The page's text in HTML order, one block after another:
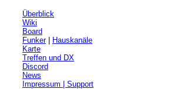
Überblick
Wiki
Board
Funker|
Hauskanäle
Karte
Treffen und DX
Discord
News
Impressum | Support